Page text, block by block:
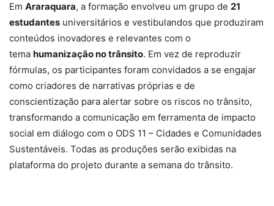
Em Araraquara, a formação envolveu um grupo de 21
estudantes universitários e vestibulandos que produziram
conteúdos inovadores e relevantes com o
tema humanização no trânsito. Em vez de reproduzir
fórmulas, os participantes foram convidados a se engajar
como criadores de narrativas próprias e de
conscientização para alertar sobre os riscos no trânsito,
transformando a comunicação em ferramenta de impacto
social em diálogo com o ODS 11 – Cidades e Comunidades
Sustentáveis. Todas as produções serão exibidas na
plataforma do projeto durante a semana do trânsito.